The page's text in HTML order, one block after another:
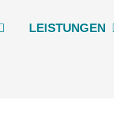
LEIS­TUN­GEN